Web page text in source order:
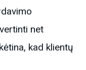
net
kad klientų